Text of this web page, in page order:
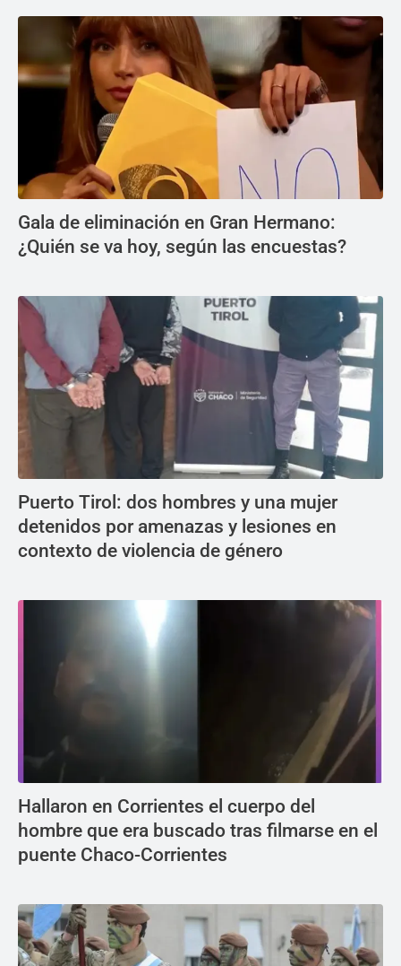
Gala de eliminación en Gran Hermano:
¿Quién se va hoy, según las encuestas?
Puerto Tirol: dos hombres y una mujer
detenidos por amenazas y lesiones en
contexto de violencia de género
Hallaron en Corrientes el cuerpo del
hombre que era buscado tras filmarse en el
puente Chaco-Corrientes